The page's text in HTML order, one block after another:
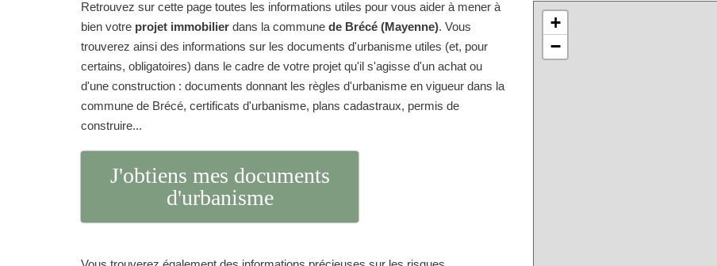
Retrouvez sur cette page toutes les informations utiles pour vous aider à mener à
bien votre projet immobilier dans la commune de Brécé (Mayenne). Vous
trouverez ainsi des informations sur les documents d'urbanisme utiles (et, pour
certains, obligatoires) dans le cadre de votre projet qu'il s'agisse d'un achat ou
d'une construction : documents donnant les règles d'urbanisme en vigueur dans la
commune de Brécé, certificats d'urbanisme, plans cadastraux, permis de
construire...
J'obtiens mes documents
d'urbanisme
+
−